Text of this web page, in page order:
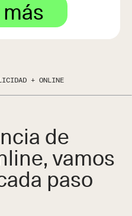
+ ONLINE
de
vamos
paso